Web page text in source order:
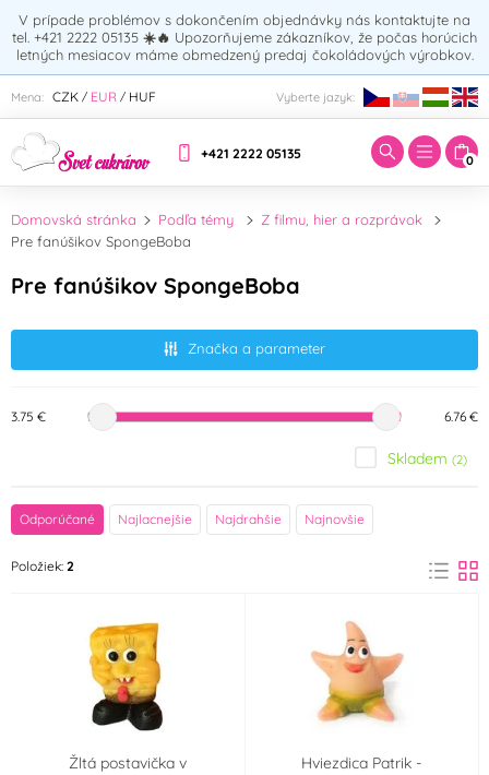
V prípade problémov s dokončením objednávky nás kontaktujte na
tel. +421 2222 05135 ☀️🔥 Upozorňujeme zákazníkov, že počas horúcich
letných mesiacov máme obmedzený predaj čokoládových výrobkov.
Mena: CZK / EUR / HUF Vyberte jazyk:
+421 2222 05135 0
Zadajte hľadaný výraz:
Domovská stránka Podľa témy
Z filmu, hier a rozprávok
Pre fanúšikov SpongeBoba
Pre fanúšikov SpongeBoba
Značka a parameter
značka
Frischmann
Hnědá (1) Žlutá (1)
Marcipán (2)
3.75 € 6.76 €
Skladem (2)
Odporúčané Najlacnejšie Najdrahšie Najnovšie
Položiek: 2
Žltá postavička v
Hviezdica Patrik -